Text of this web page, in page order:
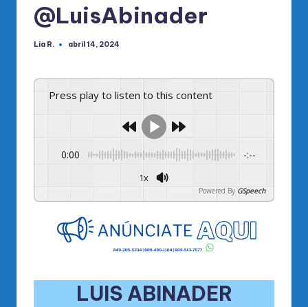
@LuisAbinader
Publicado
Lia R. abril 14, 2024
Press play to listen to this content
0:00 -:--
1x
Powered By GSpeech
LUIS ABINADER